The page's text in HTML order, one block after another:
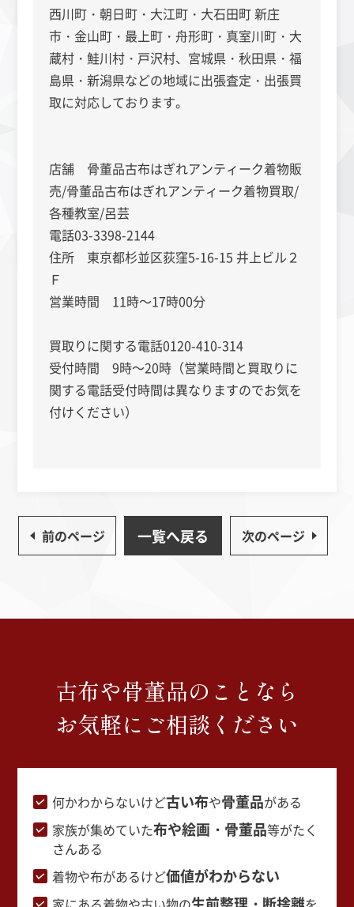
西川町・朝日町・大江町・大石田町 新庄
市・金山町・最上町・舟形町・真室川町・大
蔵村・鮭川村・戸沢村、宮城県・秋田県・福
島県・新潟県などの地域に出張査定・出張買
取に対応しております。
店舗 骨董品古布はぎれアンティーク着物販
売/骨董品古布はぎれアンティーク着物買取/
各種教室/呂芸
電話03-3398-2144
住所 東京都杉並区荻窪5-16-15 井上ビル２
Ｆ
営業時間 11時～17時00分
買取りに関する電話0120-410-314
受付時間 9時～20時（営業時間と買取りに
関する電話受付時間は異なりますのでお気を
付けください）
前のページ 一覧へ戻る 次のページ
古布や骨董品のことなら
お気軽にご相談ください
何かわからないけど古い布や骨董品がある
家族が集めていた布や絵画・骨董品等がたく
さんある
着物や布があるけど価値がわからない